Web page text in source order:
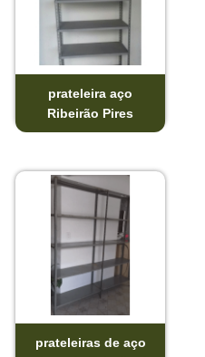
prateleira aço
Ribeirão Pires
prateleiras de aço